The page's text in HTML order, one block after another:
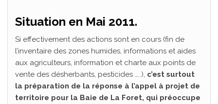
Situation en Mai 2011.
Si effectivement des actions sont en cours (fin de
l’inventaire des zones humides, informations et aides
aux agriculteurs, information et charte aux points de
vente des désherbants, pesticides …..), c’est surtout
la préparation de la réponse à l’appel à projet de
territoire pour la Baie de La Foret, qui préoccupe